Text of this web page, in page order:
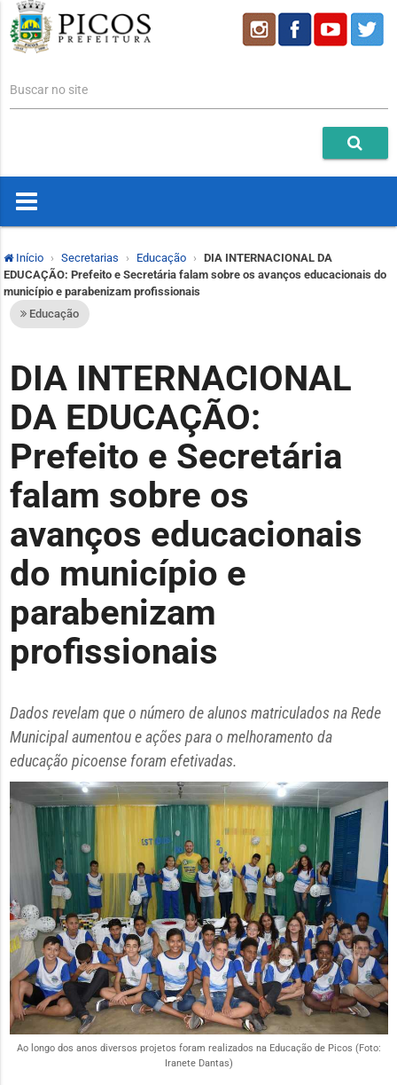
Buscar no site
Início Secretarias Educação
DIA INTERNACIONAL DA
EDUCAÇÃO: Prefeito e Secretária falam sobre os avanços educacionais do
município e parabenizam profissionais
Educação
DIA INTERNACIONAL
DA EDUCAÇÃO:
Prefeito e Secretária
falam sobre os
avanços educacionais
do município e
parabenizam
profissionais
Dados revelam que o número de alunos matriculados na Rede
Municipal aumentou e ações para o melhoramento da
educação picoense foram efetivadas.
Ao longo dos anos diversos projetos foram realizados na Educação de Picos (Foto:
Iranete Dantas)